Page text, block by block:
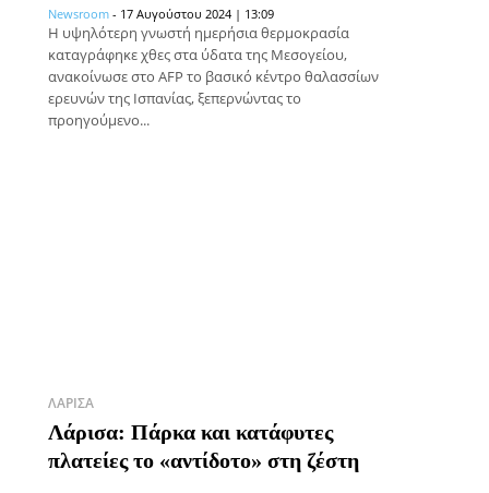
Newsroom - 17 Αυγούστου 2024 | 13:09
H υψηλότερη γνωστή ημερήσια θερμοκρασία
καταγράφηκε χθες στα ύδατα της Μεσογείου,
ανακοίνωσε στο AFP το βασικό κέντρο θαλασσίων
ερευνών της Ισπανίας, ξεπερνώντας το
προηγούμενο...
ΛΆΡΙΣΑ
Λάρισα: Πάρκα και κατάφυτες
πλατείες το «αντίδοτο» στη ζέστη